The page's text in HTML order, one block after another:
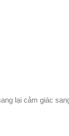
lại cảm giác